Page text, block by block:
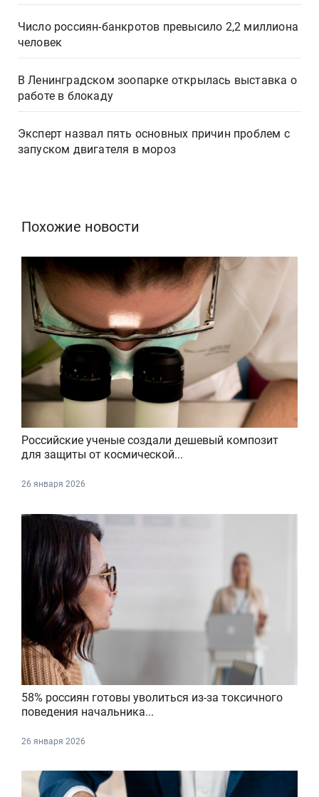
Число россиян-банкротов превысило 2,2 миллиона
человек
В Ленинградском зоопарке открылась выставка о
работе в блокаду
Эксперт назвал пять основных причин проблем с
запуском двигателя в мороз
Похожие новости
Российские ученые создали дешевый композит
для защиты от космической...
26 января 2026
58% россиян готовы уволиться из-за токсичного
поведения начальника...
26 января 2026